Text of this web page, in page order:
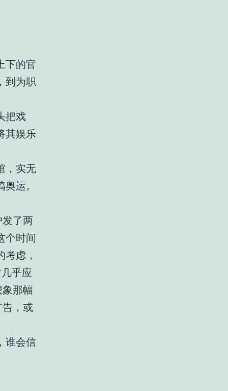
下的官
到为职
把戏
其娱乐
，实无
运。
了两
个时间
虑，
乎应
那幅
，或
谁会信